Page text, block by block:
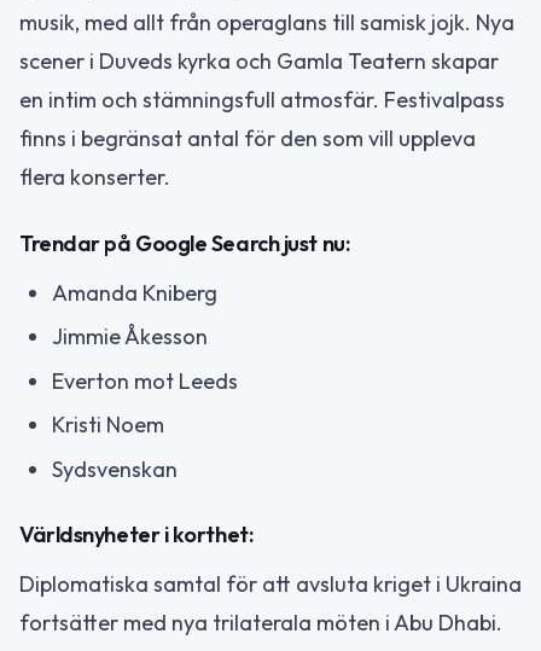
musik, med allt från operaglans till samisk jojk. Nya
scener i Duveds kyrka och Gamla Teatern skapar
en intim och stämningsfull atmosfär. Festivalpass
finns i begränsat antal för den som vill uppleva
flera konserter.
Trendar på Google Search just nu:
Amanda Kniberg
Jimmie Åkesson
Everton mot Leeds
Kristi Noem
Sydsvenskan
Världsnyheter i korthet:
Diplomatiska samtal för att avsluta kriget i Ukraina
fortsätter med nya trilaterala möten i Abu Dhabi.